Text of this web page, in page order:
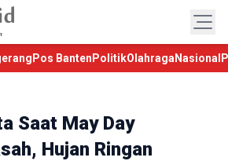
Pos Banten PolitikOlahraga Nasional
Saat May Day
Hujan Ringan